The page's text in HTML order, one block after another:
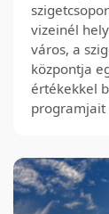
vizeinél
város, a
központja
értékekkel
programjait